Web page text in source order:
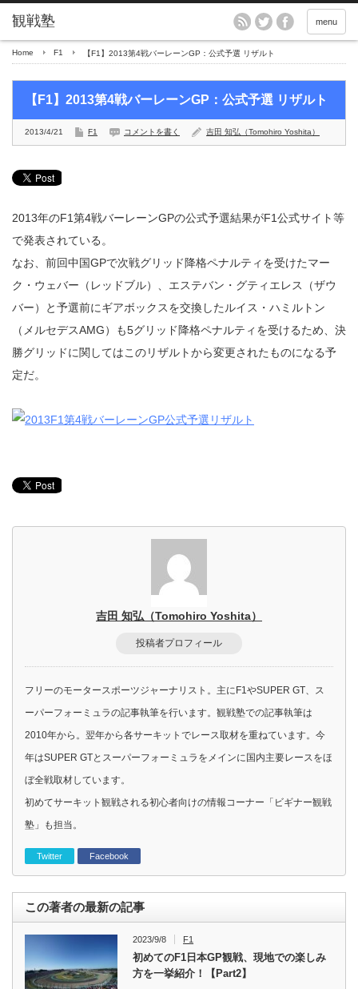
menu
Home F1 【F1】2013第4戦バーレーンGP：公式予選 リザルト
【F1】2013第4戦バーレーンGP：公式予選 リザルト
2013/4/21 F1 コメントを書く 吉田 知弘（Tomohiro Yoshita）
2013年のF1第4戦バーレーンGPの公式予選結果がF1公式サイト等
で発表されている。
なお、前回中国GPで次戦グリッド降格ペナルティを受けたマー
ク・ウェバー（レッドブル）、エステバン・グティエレス（ザウ
バー）と予選前にギアボックスを交換したルイス・ハミルトン
（メルセデスAMG）も5グリッド降格ペナルティを受けるため、決
勝グリッドに関してはこのリザルトから変更されたものになる予
定だ。
吉田 知弘（Tomohiro Yoshita）
投稿者プロフィール
フリーのモータースポーツジャーナリスト。主にF1やSUPER GT、ス
ーパーフォーミュラの記事執筆を行います。観戦塾での記事執筆は
2010年から。翌年から各サーキットでレース取材を重ねています。今
年はSUPER GTとスーパーフォーミュラをメインに国内主要レースをほ
ぼ全戦取材しています。
初めてサーキット観戦される初心者向けの情報コーナー「ビギナー観戦
塾」も担当。
Twitter Facebook
この著者の最新の記事
2023/9/8 F1
初めてのF1日本GP観戦、現地での楽しみ
方を一挙紹介！【Part2】